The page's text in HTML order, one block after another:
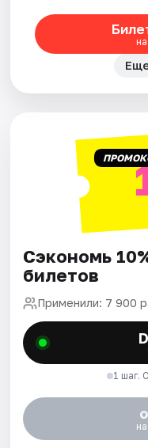
Сэкономь
билетов
Применили: 7 900
1 шаг.